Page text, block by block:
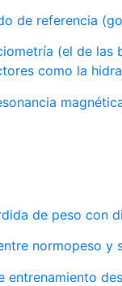
de referencia
(el de
como la
de peso
normopeso
entrenamiento